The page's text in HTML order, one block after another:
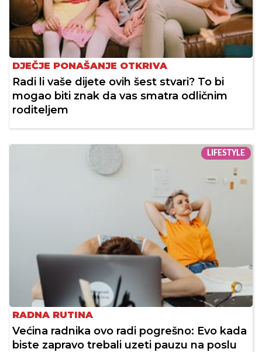
DJEČJE PONAŠANJE OTKRIVA
Radi li vaše dijete ovih šest stvari? To bi
mogao biti znak da vas smatra odličnim
roditeljem
LIFESTYLE
RADNA RUTINA
Većina radnika ovo radi pogrešno: Evo kada
biste zapravo trebali uzeti pauzu na poslu